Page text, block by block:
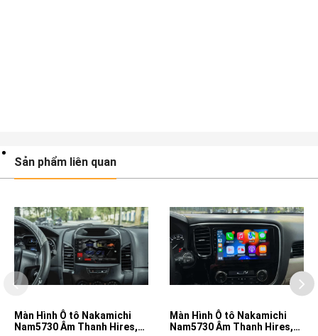
Sản phẩm liên quan
Màn Hình Ô tô Nakamichi
Nam5730 Âm Thanh Hires,
Màn Hình Ô tô Nakamichi
Nam5730 Âm Thanh Hires,